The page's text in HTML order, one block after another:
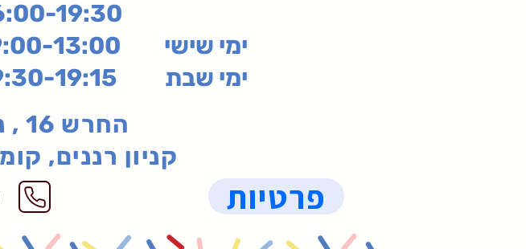
ימי שישי 13:00
ימי שבת 09:30-19:15 (בהזמנה מראש)
החרש 16 , נס ציונה
קניון רננים, קומה 2-,
פרטיות